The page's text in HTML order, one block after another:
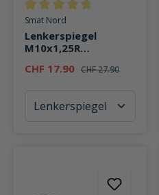
Durchschnittliche Bewertung
Smat Nord
Lenkerspiegel
M10x1,25R
CHF 17.90 CHF 27.90